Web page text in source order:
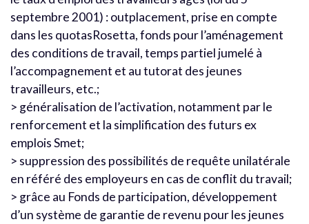
septembre 2001) : outplacement, prise en compte
dans les quotasRosetta, fonds pour l’aménagement
des conditions de travail, temps partiel jumelé à
l’accompagnement et au tutorat des jeunes
travailleurs, etc.;
> généralisation de l’activation, notamment par le
renforcement et la simplification des futurs ex
emplois Smet;
> suppression des possibilités de requête unilatérale
en référé des employeurs en cas de conflit du travail;
> grâce au Fonds de participation, développement
d’un système de garantie de revenu pour les jeunes